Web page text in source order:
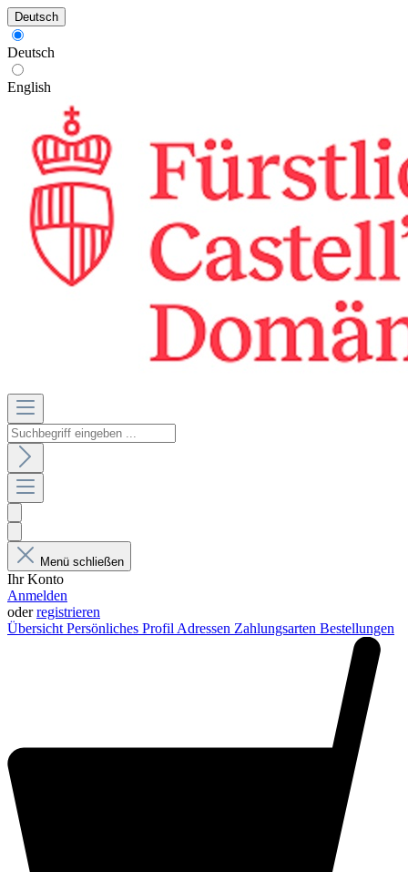
Deutsch
Deutsch
English
Menü schließen
Ihr Konto
Anmelden
oderregistrieren
Übersicht Persönliches Profil Adressen Zahlungsarten Bestellungen